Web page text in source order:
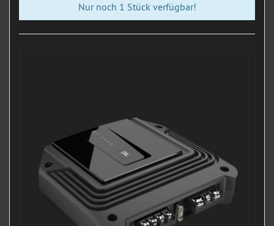
Nur noch 1 Stück verfügbar!